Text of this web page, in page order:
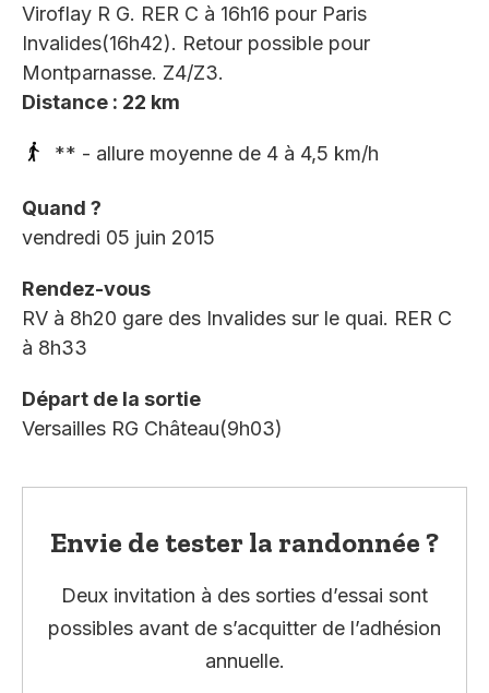
Viroflay R G. RER C à 16h16 pour Paris
Invalides(16h42). Retour possible pour
Montparnasse. Z4/Z3.
Distance : 22 km
** - allure moyenne de 4 à 4,5 km/h
Quand ?
vendredi 05 juin 2015
Rendez-vous
RV à 8h20 gare des Invalides sur le quai. RER C
à 8h33
Départ de la sortie
Versailles RG Château(9h03)
Envie de tester la randonnée ?
Deux invitation à des sorties d’essai sont
possibles avant de s’acquitter de l’adhésion
annuelle.